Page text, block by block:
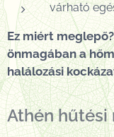
várható
Ez miért meglepő?
önmagában a
halálozási
Athén